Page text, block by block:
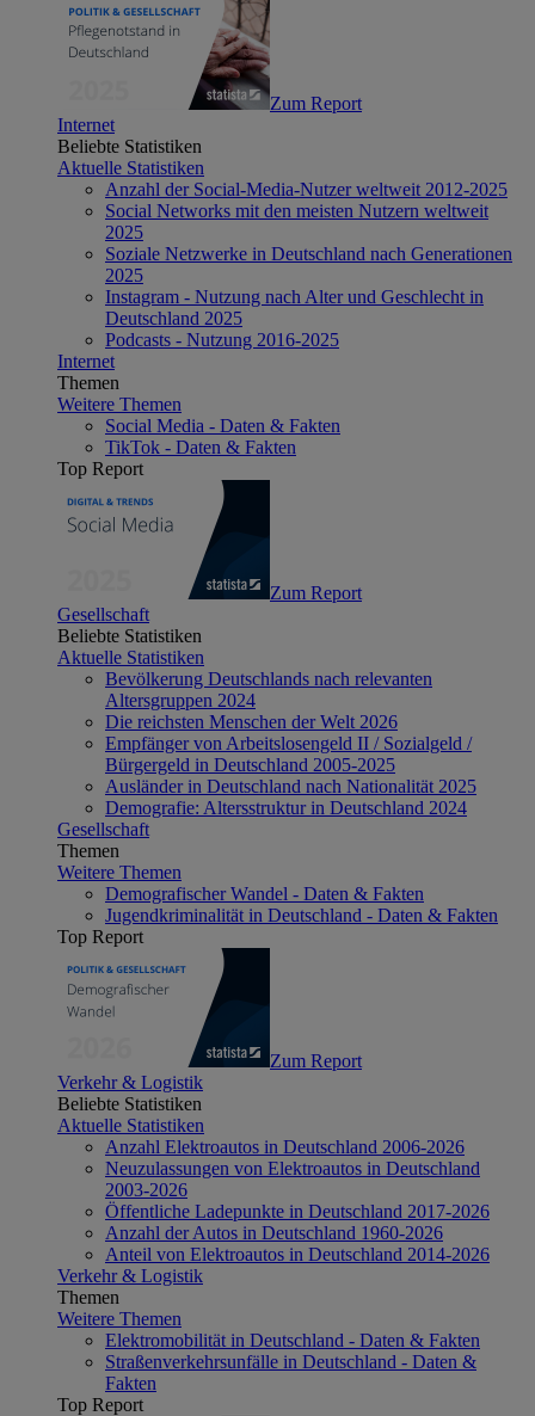
Zum Report
Internet
Beliebte Statistiken
Aktuelle Statistiken
Anzahl der Social-Media-Nutzer weltweit 2012-2025
Social Networks mit den meisten Nutzern weltweit
2025
Soziale Netzwerke in Deutschland nach Generationen
2025
Instagram - Nutzung nach Alter und Geschlecht in
Deutschland 2025
Podcasts - Nutzung 2016-2025
Internet
Themen
Weitere Themen
Social Media - Daten & Fakten
TikTok - Daten & Fakten
Top Report
Zum Report
Gesellschaft
Beliebte Statistiken
Aktuelle Statistiken
Bevölkerung Deutschlands nach relevanten
Altersgruppen 2024
Die reichsten Menschen der Welt 2026
Empfänger von Arbeitslosengeld II / Sozialgeld /
Bürgergeld in Deutschland 2005-2025
Ausländer in Deutschland nach Nationalität 2025
Demografie: Altersstruktur in Deutschland 2024
Gesellschaft
Themen
Weitere Themen
Demografischer Wandel - Daten & Fakten
Jugendkriminalität in Deutschland - Daten & Fakten
Top Report
Zum Report
Verkehr & Logistik
Beliebte Statistiken
Aktuelle Statistiken
Anzahl Elektroautos in Deutschland 2006-2026
Neuzulassungen von Elektroautos in Deutschland
2003-2026
Öffentliche Ladepunkte in Deutschland 2017-2026
Anzahl der Autos in Deutschland 1960-2026
Anteil von Elektroautos in Deutschland 2014-2026
Verkehr & Logistik
Themen
Weitere Themen
Elektromobilität in Deutschland - Daten & Fakten
Straßenverkehrsunfälle in Deutschland - Daten &
Fakten
Top Report